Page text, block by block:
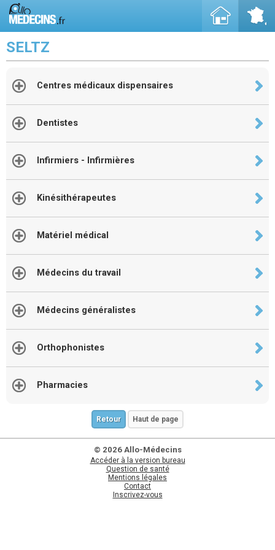
SELTZ
Centres médicaux dispensaires
Dentistes
Infirmiers - Infirmières
Kinésithérapeutes
Matériel médical
Médecins du travail
Médecins généralistes
Orthophonistes
Pharmacies
Retour Haut de page
© 2026 Allo-Médecins
Accéder à la version bureau
Question de santé
Mentions légales
Contact
Inscrivez-vous